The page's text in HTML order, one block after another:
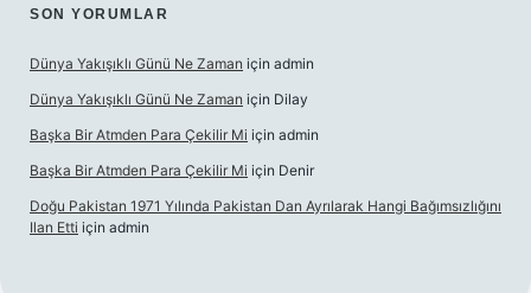
SON YORUMLAR
Dünya Yakışıklı Günü Ne Zaman için admin
Dünya Yakışıklı Günü Ne Zaman için Dilay
Başka Bir Atmden Para Çekilir Mi için admin
Başka Bir Atmden Para Çekilir Mi için Denir
Doğu Pakistan 1971 Yılında Pakistan Dan Ayrılarak Hangi Bağımsızlığını
Ilan Etti için admin